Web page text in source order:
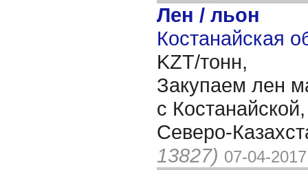
Лен / льон
Костанайская
KZT/тонн,
Закупаем лен
с
Северо-
13827) 07-04-2017